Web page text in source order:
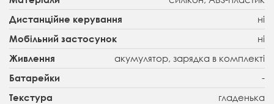
Дистанційне керування ні
Мобільний застосунок ні
Живлення акумулятор, зарядка в комплекті
Батарейки -
Текстура гладенька